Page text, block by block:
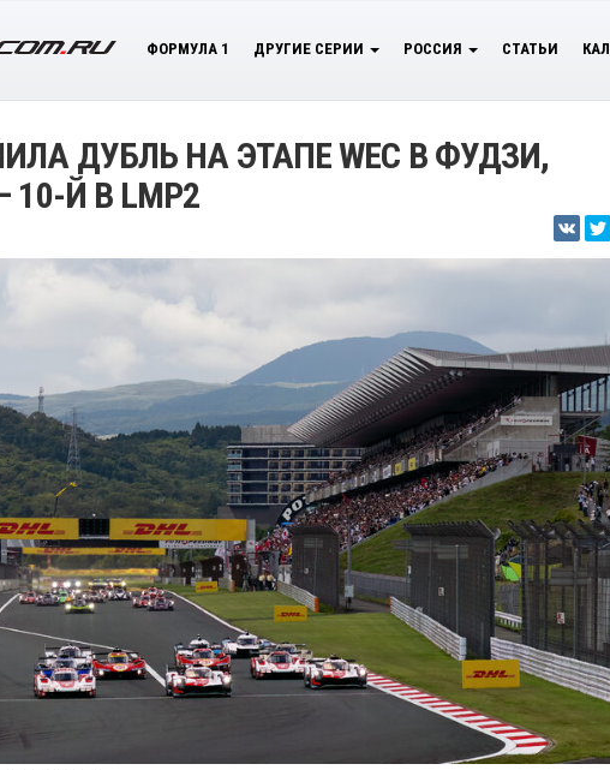
ФОРМУЛА 1 ДРУГИЕ СЕРИИ РОССИЯ СТАТЬИ
ДУБЛЬ НА ЭТАПЕ WEC В ФУДЗИ,
Й В LMP2